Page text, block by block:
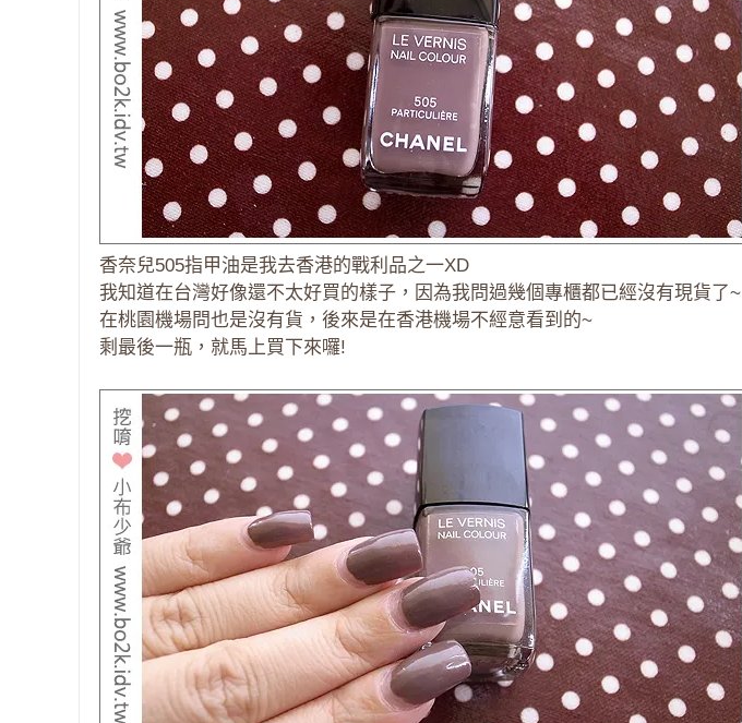
香奈兒505指甲油是我去香港的戰利品之一XD
我知道在台灣好像還不太好買的樣子，因為我問過幾個專櫃都已經沒有現貨了~
在桃園機場問也是沒有貨，後來是在香港機場不經意看到的~
剩最後一瓶，就馬上買下來囉!